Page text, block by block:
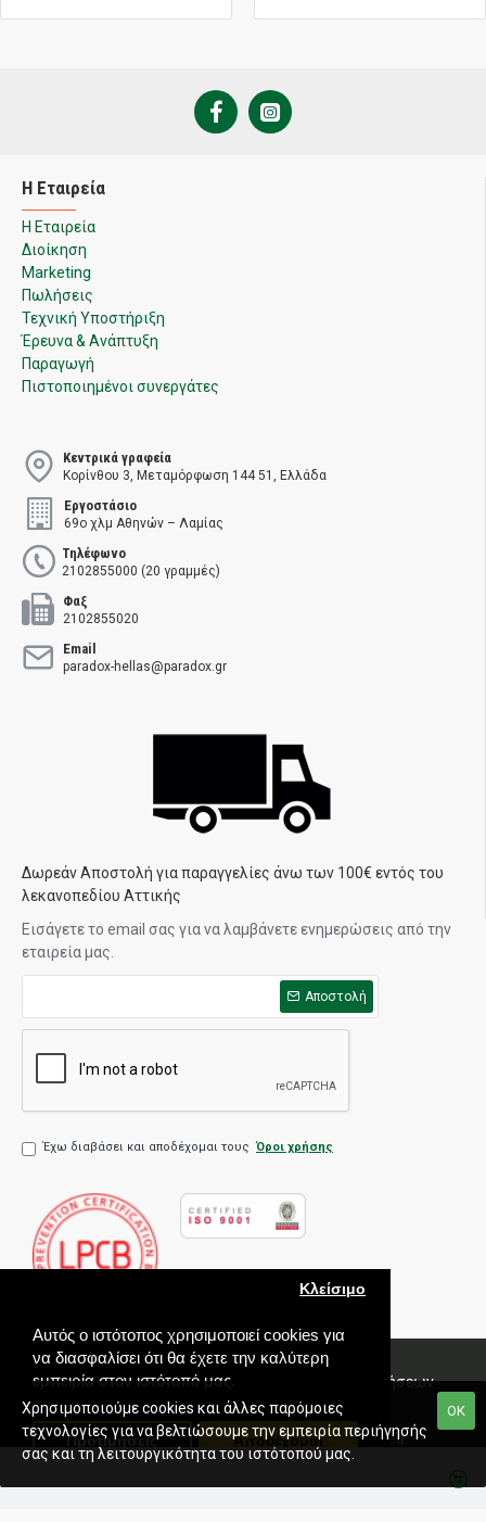
Αυτός ο ιστότοπος χρησιμοποιεί cookies για
να διασφαλίσει ότι θα έχετε την καλύτερη
εμπειρία στον ιστότοπό μας.
Κλείσιμο
Προτιμήσεις Αποδέχομαι
Η Εταιρεία
Η Εταιρεία
Διοίκηση
Marketing
Πωλήσεις
Τεχνική Υποστήριξη
Έρευνα & Ανάπτυξη
Παραγωγή
Πιστοποιημένοι συνεργάτες
Κεντρικά γραφεία
Κορίνθου 3, Μεταμόρφωση 144 51, Ελλάδα
Εργοστάσιο
69ο χλμ Αθηνών – Λαμίας
Τηλέφωνο
2102855000 (20 γραμμές)
Φαξ
2102855020
Email
paradox-hellas@paradox.gr
Δωρεάν Αποστολή για παραγγελίες άνω των 100€ εντός του
λεκανοπεδίου Αττικής
Εισάγετε το email σας για να λαμβάνετε ενημερώσεις από την
εταιρεία μας.
Αποστολή
Έχω διαβάσει και αποδέχομαι τους Όροι χρήσης
Πολιτική Ποιότητας Όροι χρήσης
Πολιτική Πωλήσεων
Εγγύηση
Copyright © 2020 Paradox Hellas S.A. All rights reserved.
ΟΚ
Χρησιμοποιούμε cookies και άλλες παρόμοιες
τεχνολογίες για να βελτιώσουμε την εμπειρία περιήγησής
σας και τη λειτουργικότητα του ιστότοπού μας.